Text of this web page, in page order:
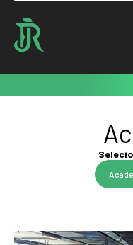
Home : Notícias
Notícias